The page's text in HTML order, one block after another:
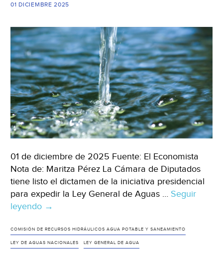
01 DICIEMBRE 2025
01 de diciembre de 2025 Fuente: El Economista
Nota de: Maritza Pérez La Cámara de Diputados
tiene listo el dictamen de la iniciativa presidencial
para expedir la Ley General de Aguas … Seguir
leyendo México-
50
cambios
→
COMISIÓN DE RECURSOS HIDRÁULICOS AGUA POTABLE Y SANEAMIENTO
LEY DE AGUAS NACIONALES LEY GENERAL DE AGUA